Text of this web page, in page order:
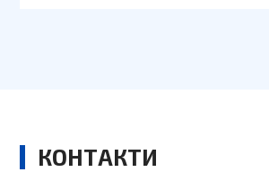
КОНТАКТИ